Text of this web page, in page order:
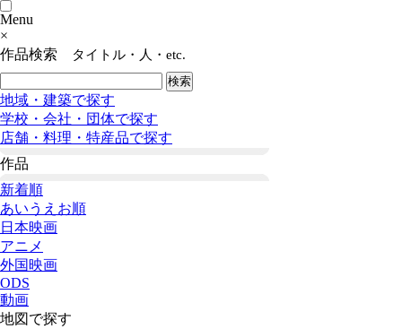
Menu
×
作品検索
タイトル・人・etc.
地域・建築で探す
学校・会社・団体で探す
店舗・料理・特産品で探す
作品
新着順
あいうえお順
日本映画
アニメ
外国映画
ODS
動画
地図で探す